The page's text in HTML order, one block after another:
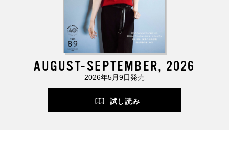
AUGUST-SEPTEMBER, 2026
2026年5月9日発売
試し読み